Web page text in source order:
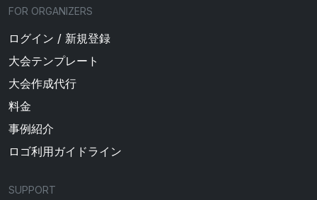
FOR ORGANIZERS
ログイン / 新規登録
大会テンプレート
大会作成代行
料金
事例紹介
ロゴ利用ガイドライン
SUPPORT